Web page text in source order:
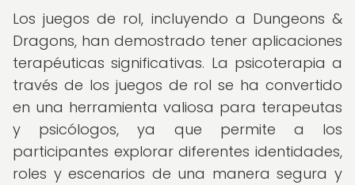
Los juegos de rol, incluyendo a Dungeons &
Dragons, han demostrado tener aplicaciones
terapéuticas significativas. La psicoterapia a
través de los juegos de rol se ha convertido
en una herramienta valiosa para terapeutas
y psicólogos, ya que permite a los
participantes explorar diferentes identidades,
roles y escenarios de una manera segura y